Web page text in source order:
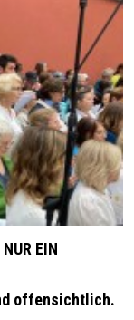
EIN
offensichtlich.